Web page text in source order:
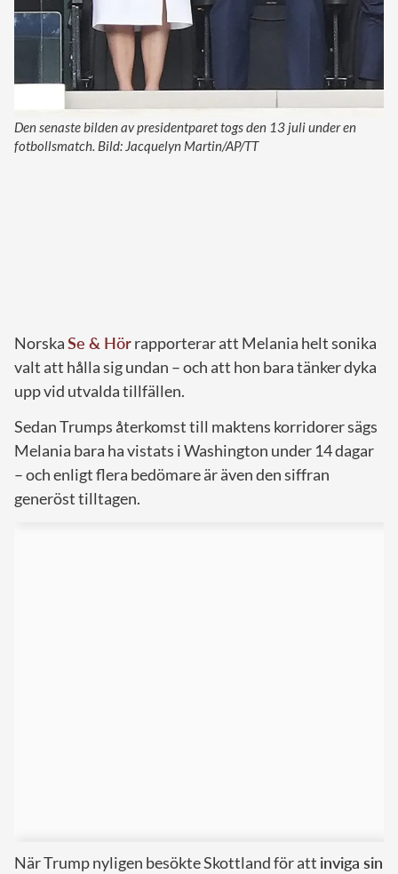
Den senaste bilden av presidentparet togs den 13 juli under en
fotbollsmatch. Bild: Jacquelyn Martin/AP/TT
NorskaSe & Hörrapporterar att Melania helt sonika
valt att hålla sig undan – och att hon bara tänker dyka
upp vid utvalda tillfällen.
Sedan Trumps återkomst till maktens korridorer sägs
Melania bara ha vistats i Washington under 14 dagar
– och enligt flera bedömare är även den siffran
generöst tilltagen.
När Trump nyligen besökte Skottland för att inviga sin